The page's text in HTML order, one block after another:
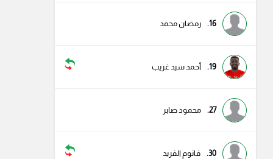
16. رمضان محمد
19. أحمد سيد غريب
27. محمود صابر
30. فانوم الفريد